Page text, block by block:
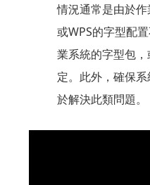
情況通常是由於作
或WPS的字型配
業系統的字型包
定。此外，確保
於解決此類問題。